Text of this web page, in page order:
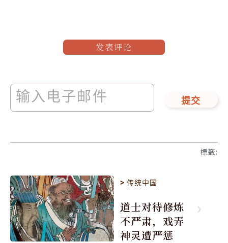
发表评论
提交
標籤:
>传统中国
道士对待修炼
不严肃，戏弄
神灵遭严惩